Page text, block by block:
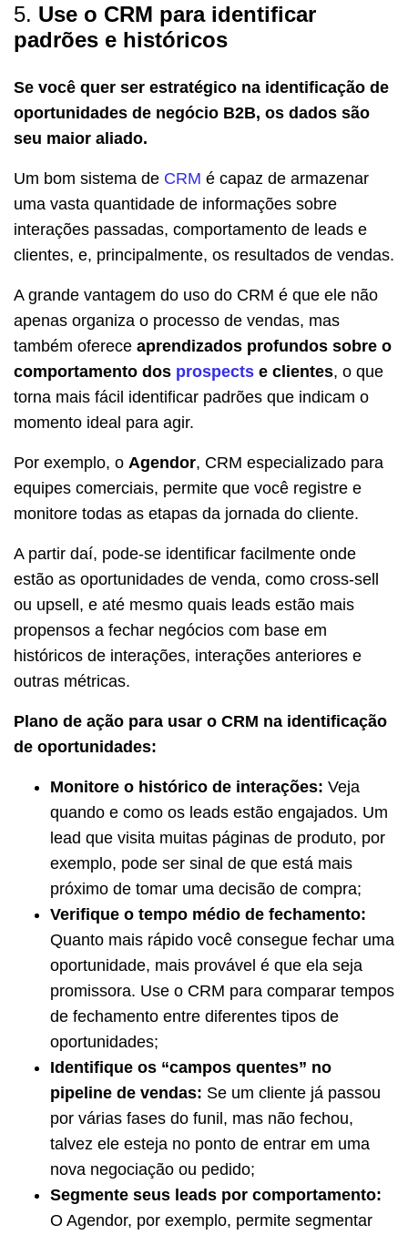
5. Use o CRM para identificar
padrões e históricos
Se você quer ser estratégico na identificação de
oportunidades de negócio B2B, os dados são
seu maior aliado.
Um bom sistema de CRM é capaz de armazenar
uma vasta quantidade de informações sobre
interações passadas, comportamento de leads e
clientes, e, principalmente, os resultados de vendas.
A grande vantagem do uso do CRM é que ele não
apenas organiza o processo de vendas, mas
também oferece aprendizados profundos sobre o
comportamento dos prospects e clientes, o que
torna mais fácil identificar padrões que indicam o
momento ideal para agir.
Por exemplo, o Agendor, CRM especializado para
equipes comerciais, permite que você registre e
monitore todas as etapas da jornada do cliente.
A partir daí, pode-se identificar facilmente onde
estão as oportunidades de venda, como cross-sell
ou upsell, e até mesmo quais leads estão mais
propensos a fechar negócios com base em
históricos de interações, interações anteriores e
outras métricas.
Plano de ação para usar o CRM na identificação
de oportunidades:
Monitore o histórico de interações: Veja
quando e como os leads estão engajados. Um
lead que visita muitas páginas de produto, por
exemplo, pode ser sinal de que está mais
próximo de tomar uma decisão de compra;
Verifique o tempo médio de fechamento:
Quanto mais rápido você consegue fechar uma
oportunidade, mais provável é que ela seja
promissora. Use o CRM para comparar tempos
de fechamento entre diferentes tipos de
oportunidades;
Identifique os “campos quentes” no
pipeline de vendas: Se um cliente já passou
por várias fases do funil, mas não fechou,
talvez ele esteja no ponto de entrar em uma
nova negociação ou pedido;
Segmente seus leads por comportamento:
O Agendor, por exemplo, permite segmentar